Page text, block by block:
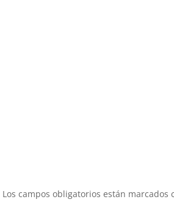
Los campos obligatorios están marcados